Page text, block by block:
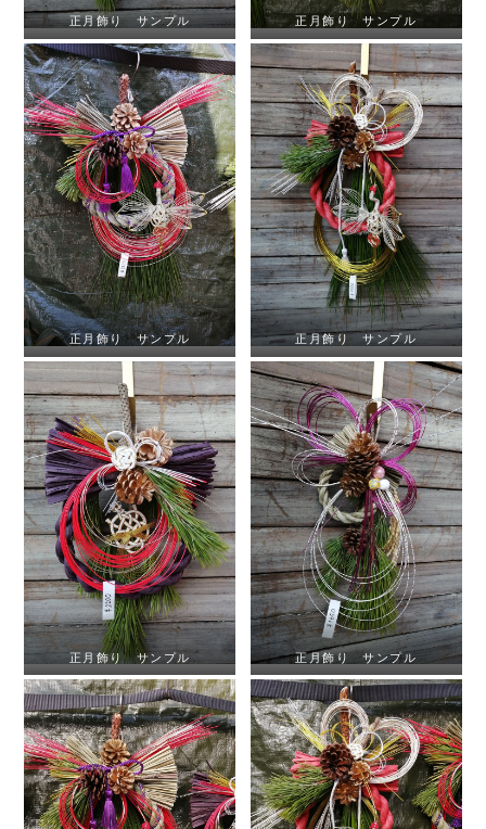
正月飾り サンプル 正月飾り サンプル
正月飾り サンプル 正月飾り サンプル
正月飾り サンプル 正月飾り サンプル